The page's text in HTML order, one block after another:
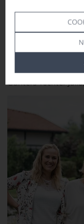
originelle grüne
Inhalt so ein
Familienbetrieb
Brennens an
Unternehmen,
Günters Töchter